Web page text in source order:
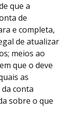
que a
de
e completa,
de atualizar
meios ao
que o deve
as
conta
sobre o que